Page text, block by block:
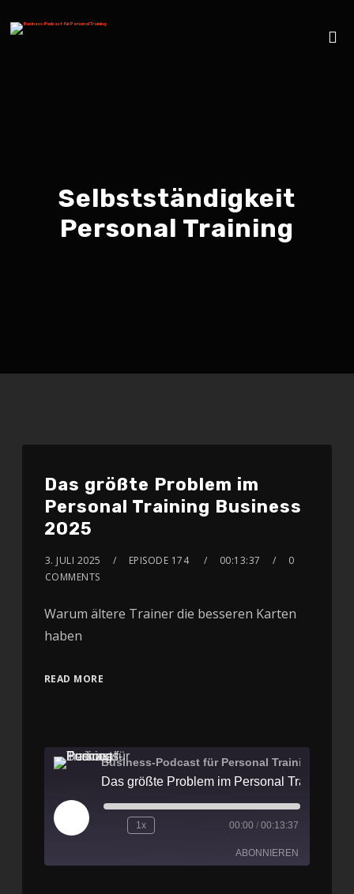
Selbstständigkeit
Personal Training
Das größte Problem im
Personal Training Business
2025
3. JULI 2025 EPISODE 174 00:13:37
0
COMMENTS
Warum ältere Trainer die besseren Karten
haben
READ MORE
Business-Podcast für Personal Training
1x 00:00 / 00:13:37
ABONNIEREN